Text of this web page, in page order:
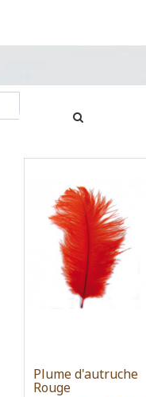
Plume d'autruche
Rouge